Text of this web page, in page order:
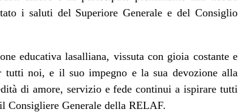
i saluti del Superiore Generale e del Consiglio
educativa lasalliana, vissuta con gioia costante e
tutti noi, e il suo impegno e la sua devozione alla
di amore, servizio e fede continui a ispirare tutti
Consigliere Generale della RELAF.